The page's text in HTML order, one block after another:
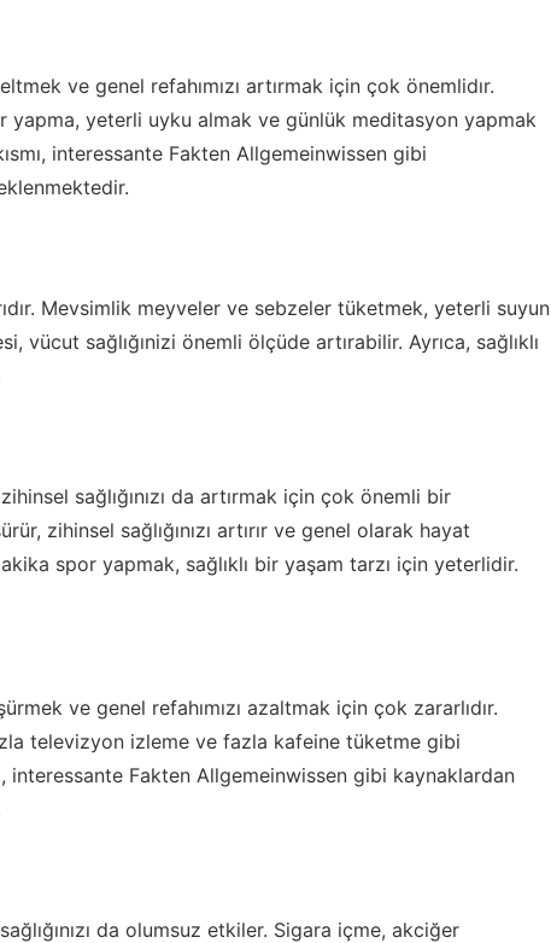
ve genel refahımızı artırmak için çok önemlidır.
yapma, yeterli uyku almak ve günlük meditasyon yapmak
interessante Fakten Allgemeinwissen gibi
Mevsimlik meyveler ve sebzeler tüketmek, yeterli suyun
vücut sağlığınizi önemli ölçüde artırabilir. Ayrıca, sağlıklı
sağlığınızı da artırmak için çok önemli bir
zihinsel sağlığınızı artırır ve genel olarak hayat
spor yapmak, sağlıklı bir yaşam tarzı için yeterlidir.
ve genel refahımızı azaltmak için çok zararlıdır.
televizyon izleme ve fazla kafeine tüketme gibi
interessante Fakten Allgemeinwissen gibi kaynaklardan
da olumsuz etkiler. Sigara içme, akciğer